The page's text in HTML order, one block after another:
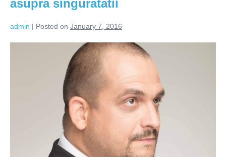
asupra singuratatii
admin | Posted on January 7, 2016